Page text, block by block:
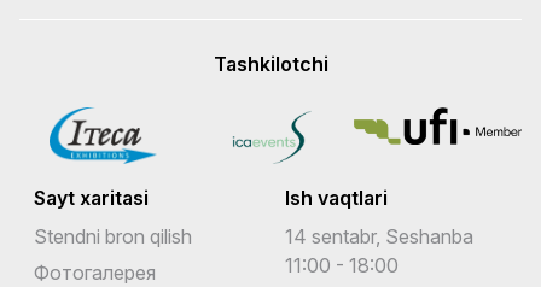
Tashkilotchi
Sayt xaritasi
Stendni bron qilish
Фотогалерея
Ish vaqtlari
14 sentabr, Seshanba
11:00 - 18:00